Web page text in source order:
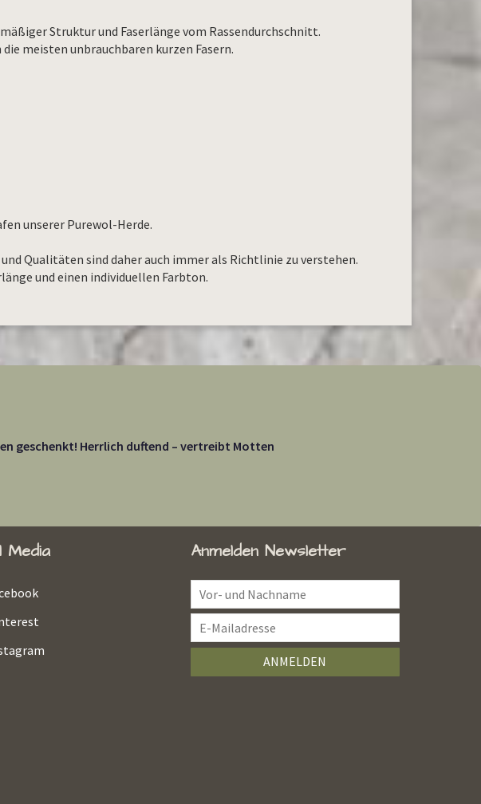
Struktur und Faserlänge vom Rassendurchschnitt.
meisten unbrauchbaren kurzen Fasern.
unserer Purewol-Herde.
Qualitäten sind daher auch immer als Richtlinie zu verstehen.
und einen individuellen Farbton.
geschenkt! Herrlich duftend – vertreibt Motten
Media Anmelden Newsletter
ANMELDEN